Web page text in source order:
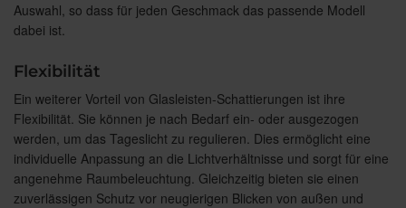
Auswahl, so dass für jeden Geschmack das passende Modell
dabei ist.
Flexibilität
Ein weiterer Vorteil von Glasleisten-Schattierungen ist ihre
Flexibilität. Sie können je nach Bedarf ein- oder ausgezogen
werden, um das Tageslicht zu regulieren. Dies ermöglicht eine
individuelle Anpassung an die Lichtverhältnisse und sorgt für eine
angenehme Raumbeleuchtung. Gleichzeitig bieten sie einen
zuverlässigen Schutz vor neugierigen Blicken von außen und